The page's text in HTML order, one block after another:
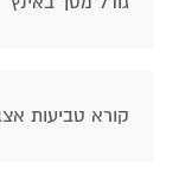
קורא טביעות